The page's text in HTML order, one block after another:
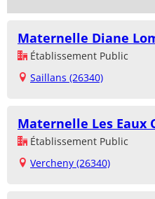
Maternelle Diane
Établissement Public
Saillans (26340)
Maternelle Les Eaux
Établissement Public
Vercheny (26340)